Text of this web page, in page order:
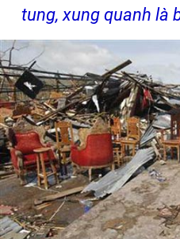
tung, xung quanh là